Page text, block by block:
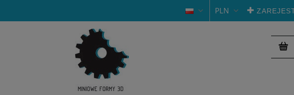
PLN